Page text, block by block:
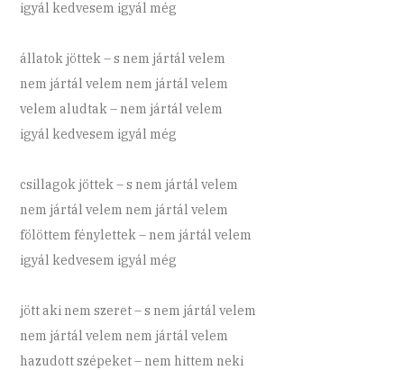
igyál kedvesem igyál még
állatok jöttek – s nem jártál velem
nem jártál velem nem jártál velem
velem aludtak – nem jártál velem
igyál kedvesem igyál még
csillagok jöttek – s nem jártál velem
nem jártál velem nem jártál velem
fölöttem fénylettek – nem jártál velem
igyál kedvesem igyál még
jött aki nem szeret – s nem jártál velem
nem jártál velem nem jártál velem
hazudott szépeket – nem hittem neki